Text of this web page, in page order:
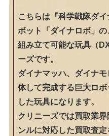
こちらは『科学戦隊ダ
ボット「ダイナロボ」
組み立て可能な玩具（
ーズです。
ダイナマッハ、ダイナ
体して完成する巨大ロ
した玩具になります。
クリニーズでは買取業
ンルに対応した買取査定